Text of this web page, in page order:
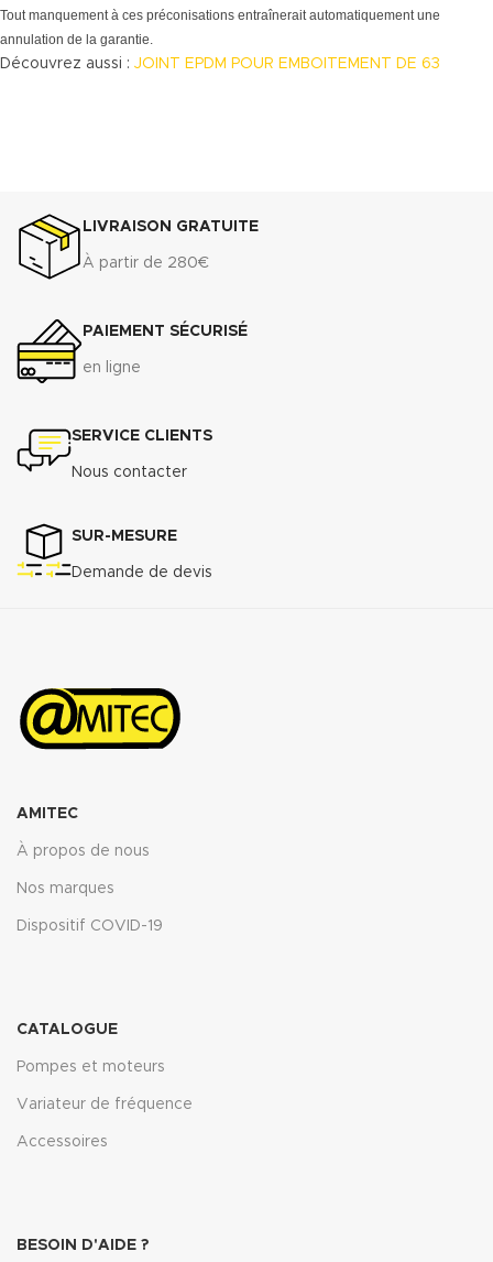
Tout manquement à ces préconisations entraînerait automatiquement une
annulation de la garantie.
Découvrez aussi : JOINT EPDM POUR EMBOITEMENT DE 63
LIVRAISON GRATUITE
À partir de 280€
PAIEMENT SÉCURISÉ
en ligne
SERVICE CLIENTS
Nous contacter
SUR-MESURE
Demande de devis
AMITEC
À propos de nous
Nos marques
Dispositif COVID-19
CATALOGUE
Pompes et moteurs
Variateur de fréquence
Accessoires
BESOIN D'AIDE ?